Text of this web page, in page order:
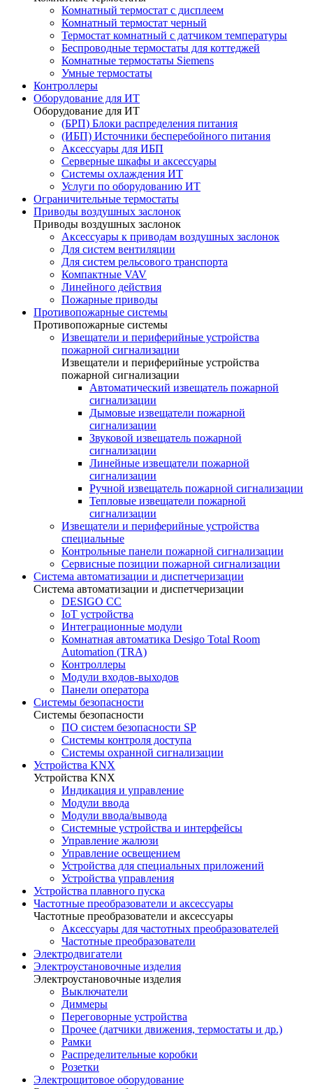
Комнатный термостат с дисплеем
Комнатный термостат черный
Термостат комнатный с датчиком температуры
Беспроводные термостаты для коттеджей
Комнатные термостаты Siemens
Умные термостаты
Контроллеры
Оборудование для ИТ
Оборудование для ИТ
(БРП) Блоки распределения питания
(ИБП) Источники бесперебойного питания
Аксессуары для ИБП
Серверные шкафы и аксессуары
Системы охлаждения ИТ
Услуги по оборудованию ИТ
Ограничительные термостаты
Приводы воздушных заслонок
Приводы воздушных заслонок
Аксессуары к приводам воздушных заслонок
Для систем вентиляции
Для систем рельсового транспорта
Компактные VAV
Линейного действия
Пожарные приводы
Противопожарные системы
Противопожарные системы
Извещатели и периферийные устройства
пожарной сигнализации
Извещатели и периферийные устройства
пожарной сигнализации
Автоматический извещатель пожарной
сигнализации
Дымовые извещатели пожарной
сигнализации
Звуковой извещатель пожарной
сигнализации
Линейные извещатели пожарной
сигнализации
Ручной извещатель пожарной сигнализации
Тепловые извещатели пожарной
сигнализации
Извещатели и периферийные устройства
специальные
Контрольные панели пожарной сигнализации
Сервисные позиции пожарной сигнализации
Система автоматизации и диспетчеризации
Система автоматизации и диспетчеризации
DESIGO CC
IoT устройства
Интеграционные модули
Комнатная автоматика Desigo Total Room
Automation (TRA)
Контроллеры
Модули входов-выходов
Панели оператора
Системы безопасности
Системы безопасности
ПО систем безопасности SP
Системы контроля доступа
Системы охранной сигнализации
Устройства KNX
Устройства KNX
Индикация и управление
Модули ввода
Модули ввода/вывода
Системные устройства и интерфейсы
Управление жалюзи
Управление освещением
Устройства для специальных приложений
Устройства управления
Устройства плавного пуска
Частотные преобразователи и аксессуары
Частотные преобразователи и аксессуары
Аксессуары для частотных преобразователей
Частотные преобразователи
Электродвигатели
Электроустановочные изделия
Электроустановочные изделия
Выключатели
Диммеры
Переговорные устройства
Прочее (датчики движения, термостаты и др.)
Рамки
Распределительные коробки
Розетки
Электрощитовое оборудование